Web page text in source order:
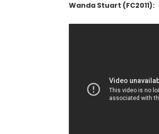
Wanda Stuart (FC2011):